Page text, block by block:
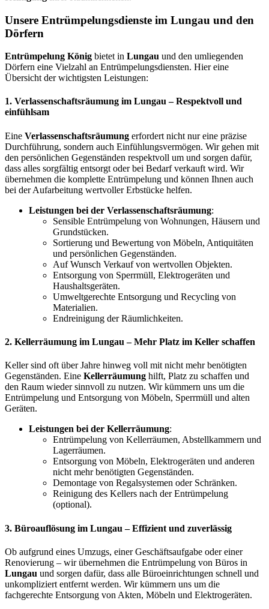
Unsere Entrümpelungsdienste im Lungau und den
Dörfern
Entrümpelung König bietet in Lungau und den umliegenden
Dörfern eine Vielzahl an Entrümpelungsdiensten. Hier eine
Übersicht der wichtigsten Leistungen:
1. Verlassenschaftsräumung im Lungau– Respektvoll und
einfühlsam
Eine Verlassenschaftsräumung erfordert nicht nur eine präzise
Durchführung, sondern auch Einfühlungsvermögen. Wir gehen mit
den persönlichen Gegenständen respektvoll um und sorgen dafür,
dass alles sorgfältig entsorgt oder bei Bedarf verkauft wird. Wir
übernehmen die komplette Entrümpelung und können Ihnen auch
bei der Aufarbeitung wertvoller Erbstücke helfen.
Leistungen bei der Verlassenschaftsräumung:
Sensible Entrümpelung von Wohnungen, Häusern und
Grundstücken.
Sortierung und Bewertung von Möbeln, Antiquitäten
und persönlichen Gegenständen.
Auf Wunsch Verkauf von wertvollen Objekten.
Entsorgung von Sperrmüll, Elektrogeräten und
Haushaltsgeräten.
Umweltgerechte Entsorgung und Recycling von
Materialien.
Endreinigung der Räumlichkeiten.
2. Kellerräumung im Lungau – Mehr Platz im Keller schaffen
Keller sind oft über Jahre hinweg voll mit nicht mehr benötigten
Gegenständen. Eine Kellerräumung hilft, Platz zu schaffen und
den Raum wieder sinnvoll zu nutzen. Wir kümmern uns um die
Entrümpelung und Entsorgung von Möbeln, Sperrmüll und alten
Geräten.
Leistungen bei der Kellerräumung:
Entrümpelung von Kellerräumen, Abstellkammern und
Lagerräumen.
Entsorgung von Möbeln, Elektrogeräten und anderen
nicht mehr benötigten Gegenständen.
Demontage von Regalsystemen oder Schränken.
Reinigung des Kellers nach der Entrümpelung
(optional).
3. Büroauflösung im Lungau – Effizient und zuverlässig
Ob aufgrund eines Umzugs, einer Geschäftsaufgabe oder einer
Renovierung – wir übernehmen die Entrümpelung von Büros in
Lungau und sorgen dafür, dass alle Büroeinrichtungen schnell und
unkompliziert entfernt werden. Wir kümmern uns um die
fachgerechte Entsorgung von Akten, Möbeln und Elektrogeräten.